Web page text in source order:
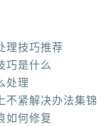
理技巧推荐
巧是什么
处理
不紧解决办法集锦
如何修复